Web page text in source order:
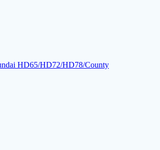
HD65/HD72/HD78/County